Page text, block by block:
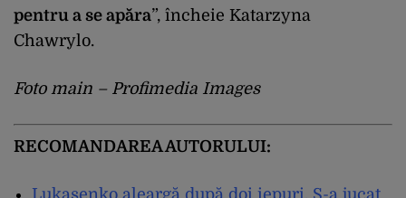
pentru a se apăra”, încheie Katarzyna
Chawrylo.
Foto main – Profimedia Images
RECOMANDAREA AUTORULUI:
Lukașenko aleargă după doi iepuri. S-a jucat